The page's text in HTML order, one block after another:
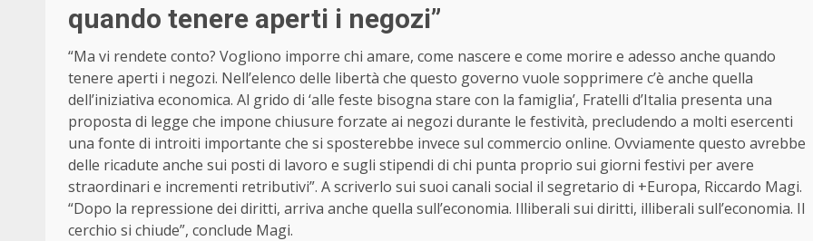
quando tenere aperti i negozi”
“Ma vi rendete conto? Vogliono imporre chi amare, come nascere e come morire e adesso anche quando
tenere aperti i negozi. Nell’elenco delle libertà che questo governo vuole sopprimere c’è anche quella
dell’iniziativa economica. Al grido di ‘alle feste bisogna stare con la famiglia’, Fratelli d’Italia presenta una
proposta di legge che impone chiusure forzate ai negozi durante le festività, precludendo a molti esercenti
una fonte di introiti importante che si sposterebbe invece sul commercio online. Ovviamente questo avrebbe
delle ricadute anche sui posti di lavoro e sugli stipendi di chi punta proprio sui giorni festivi per avere
straordinari e incrementi retributivi”. A scriverlo sui suoi canali social il segretario di +Europa, Riccardo Magi.
“Dopo la repressione dei diritti, arriva anche quella sull’economia. Illiberali sui diritti, illiberali sull’economia. Il
cerchio si chiude”, conclude Magi.